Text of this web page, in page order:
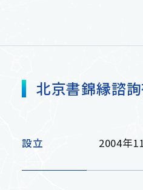
輸入
News
Contact
お問い合わせ
北京書錦縁諮
設立 2004年